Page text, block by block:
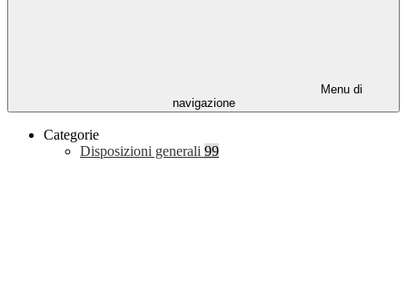
Menu di
navigazione
Categorie
Disposizioni generali 99